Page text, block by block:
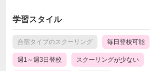
学習スタイル
合宿タイプのスクーリング 毎日登校可能
週1～週3日登校 スクーリングが少ない